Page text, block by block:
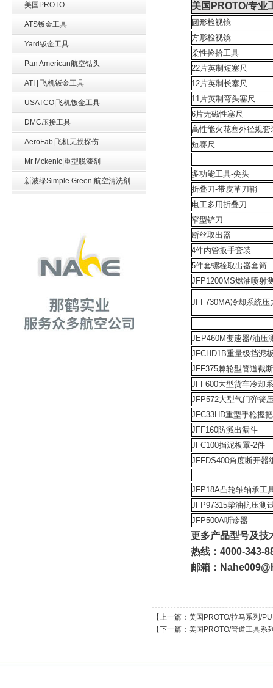
美国PROTO
ATS钣金工具
Yard钣金工具
Pan American航空钻头
ATI | 飞机钣金工具
USATCO|飞机钣金工具
DMC压接工具
AeroFab|飞机无损探伤
Mr Mckenic|重型脱漆剂
新波绿Simple Green|航空清洗剂
美国PROTO/专业
圆形检视镜
方形检视镜
柔性捡拾工具
22片英制短塞尺
12片英制长塞尺
11片英制弯头塞尺
6片无磁性塞尺
高性能火花塞外径规套
短赛尺
多功能工具-尖头
折叠刀-带皮革刀鞘
电工多用折叠刀
窄型铲刀
断丝取出器
4件内管扳手套装
5件套螺栓取出器套筒
JFP1200MS燃油喷射
JFF730MA冷却系统压
JEP460M变速器/油压
JFCHD1B重量级挡泥
JFF375棘轮型管道截
JFF600大型货车冷却
JFP572大型气门弹簧
JFC33HD重型手枪握
JFF160防溅出漏斗
JFC100挡泥板罩-2件
JFFDS400角度断开器
JFP18A凸轮轴轴承工
JFP97315柴油抗压测
JFP500A听诊器
更多产品型号及技
热线：4000-343-
邮箱：
【上一篇： 美国PROTO/拉马系列/
【下一篇： 美国PROTO/管道工具系